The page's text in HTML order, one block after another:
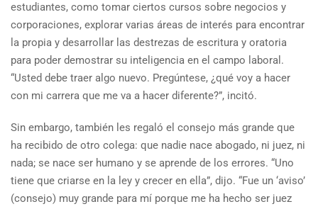
estudiantes, como tomar ciertos cursos sobre negocios y
corporaciones, explorar varias áreas de interés para encontrar
la propia y desarrollar las destrezas de escritura y oratoria
para poder demostrar su inteligencia en el campo laboral.
“Usted debe traer algo nuevo. Pregúntese, ¿qué voy a hacer
con mi carrera que me va a hacer diferente?”, incitó.
Sin embargo, también les regaló el consejo más grande que
ha recibido de otro colega: que nadie nace abogado, ni juez, ni
nada; se nace ser humano y se aprende de los errores. “Uno
tiene que criarse en la ley y crecer en ella”, dijo. “Fue un ‘aviso’
(consejo) muy grande para mí porque me ha hecho ser juez